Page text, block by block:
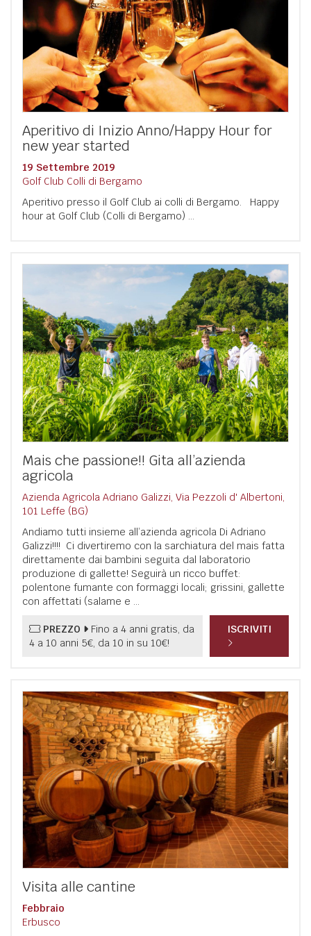
Aperitivo di Inizio Anno/Happy Hour for
new year started
19 Settembre 2019
Golf Club Colli di Bergamo
Aperitivo presso il Golf Club ai colli di Bergamo. Happy
hour at Golf Club (Colli di Bergamo) ...
Mais che passione!! Gita all’azienda
agricola
Azienda Agricola Adriano Galizzi, Via Pezzoli d' Albertoni,
101 Leffe (BG)
Andiamo tutti insieme all’azienda agricola Di Adriano
Galizzi!!!! Ci divertiremo con la sarchiatura del mais fatta
direttamente dai bambini seguita dal laboratorio
produzione di gallette! Seguirà un ricco buffet:
polentone fumante con formaggi locali; grissini, gallette
con affettati (salame e ...
PREZZO
Fino a 4 anni gratis, da
4 a 10 anni 5€, da 10 in su 10€!
ISCRIVITI
Visita alle cantine
Febbraio
Erbusco